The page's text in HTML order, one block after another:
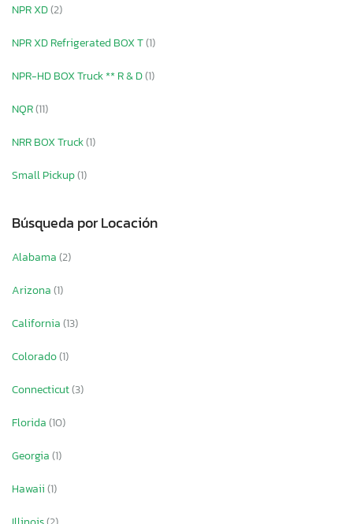
NPR XD(2)
NPR XD Refrigerated BOX T(1)
NPR-HD BOX Truck ** R & D(1)
NQR(11)
NRR BOX Truck(1)
Small Pickup(1)
Búsqueda por Locación
Alabama(2)
Arizona(1)
California(13)
Colorado(1)
Connecticut(3)
Florida(10)
Georgia(1)
Hawaii(1)